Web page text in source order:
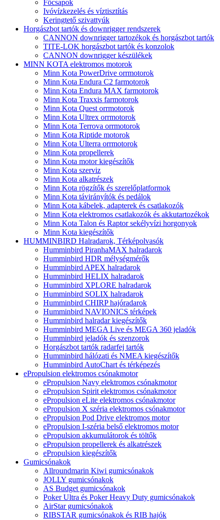
Főcsapok
Ivóvízkezelés és víztisztítás
Keringtető szivattyúk
Horgászbot tartók és downrigger rendszerek
CANNON downrigger tartozékok és horgászbot tartók
TITE-LOK horgászbot tartók és konzolok
CANNON downrigger készülékek
MINN KOTA elektromos motorok
Minn Kota PowerDrive orrmotorok
Minn Kota Endura C2 farmotorok
Minn Kota Endura MAX farmotorok
Minn Kota Traxxis farmotorok
Minn Kota Quest orrmotorok
Minn Kota Ultrex orrmotorok
Minn Kota Terrova orrmotorok
Minn Kota Riptide motorok
Minn Kota Ulterra orrmotorok
Minn Kota propellerek
Minn Kota motor kiegészítők
Minn Kota szerviz
Minn Kota alkatrészek
Minn Kota rögzítők és szerelőplatformok
Minn Kota távirányítók és pedálok
Minn Kota kábelek, adapterek és csatlakozók
Minn Kota elektromos csatlakozók és akkutartozékok
Minn Kota Talon és Raptor sekélyvízi horgonyok
Minn Kota kiegészítők
HUMMINBIRD Halradarok, Térképolvasók
Humminbird PiranhaMAX halradarok
Humminbird HDR mélységmérők
Humminbird APEX halradarok
Humminbird HELIX halradarok
Humminbird XPLORE halradarok
Humminbird SOLIX halradarok
Humminbird CHIRP hajóradarok
Humminbird NAVIONICS térképek
Humminbird halradar kiegészítők
Humminbird MEGA Live és MEGA 360 jeladók
Humminbird jeladók és szenzorok
Horgászbot tartók radarfej tartók
Humminbird hálózati és NMEA kiegészítők
Humminbird AutoChart és térképezés
ePropulsion elektromos csónakmotor
ePropulsion Navy elektromos csónakmotor
ePropulsion Spirit elektromos csónakmotor
ePropulsion eLite elektromos csónakmotor
ePropulsion X széria elektromos csónakmotor
ePropulsion Pod Drive elektromos motor
ePropulsion I-széria belső elektromos motor
ePropulsion akkumulátorok és töltők
ePropulsion propellerek és alkatrészek
ePropulsion kiegészítők
Gumicsónakok
Allroundmarin Kiwi gumicsónakok
JOLLY gumicsónakok
AS Budget gumicsónakok
Poker Ultra és Poker Heavy Duty gumicsónakok
AirStar gumicsónakok
RIBSTAR gumicsónakok és RIB hajók